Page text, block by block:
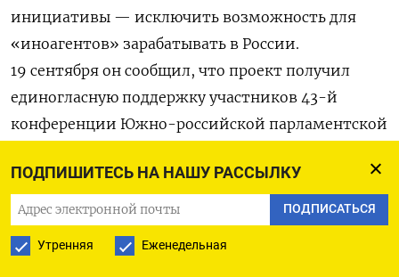
ПОДПИШИТЕСЬ НА НАШУ РАССЫЛКУ
ПОДПИСАТЬСЯ
Утренняя Еженедельная
инициативы — исключить возможность для
«иноагентов» зарабатывать в России.
19 сентября он сообщил, что проект получил
единогласную поддержку участников 43-й
конференции Южно-российской парламентской
в Волгограде.
Еще в августе Госсовет Крыма рекомендовал
муниципалитетам ввести ограничения для